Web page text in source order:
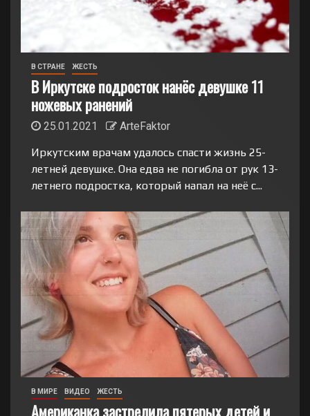
В СТРАНЕ ЖЕСТЬ
В Иркутске подросток нанёс девушке 11
ножевых ранений
25.01.2021
ArteFaktor
Иркутским врачам удалось спасти жизнь 25-
летней девушке. Она едва не погибла от рук 13-
летнего подростка, который напал на неё с...
В МИРЕ ВИДЕО ЖЕСТЬ
Американка застрелила пятерых детей и